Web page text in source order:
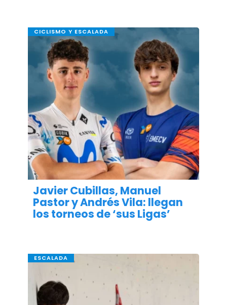
CICLISMO Y ESCALADA
Javier Cubillas, Manuel
Pastor y Andrés Vila: llegan
los torneos de ‘sus Ligas’
ESCALADA